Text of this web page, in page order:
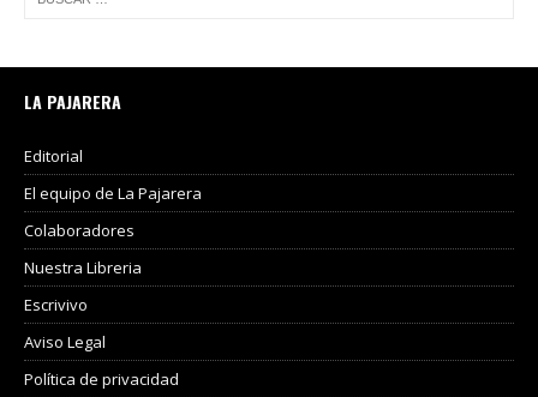
LA PAJARERA
Editorial
El equipo de La Pajarera
Colaboradores
Nuestra Libreria
Escrivivo
Aviso Legal
Política de privacidad